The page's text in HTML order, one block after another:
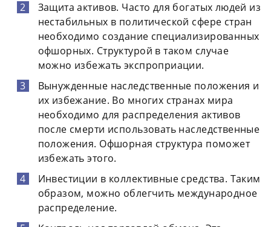
Защита активов. Часто для богатых людей из
нестабильных в политической сфере стран
необходимо создание специализированных
офшорных. Структурой в таком случае
можно избежать экспроприации.
Вынужденные наследственные положения и
их избежание. Во многих странах мира
необходимо для распределения активов
после смерти использовать наследственные
положения. Офшорная структура поможет
избежать этого.
Инвестиции в коллективные средства. Таким
образом, можно облегчить международное
распределение.